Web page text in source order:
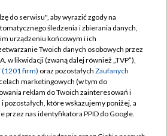
TVP
Cyfrowa
Regulamin TVP
prywatności
Moje zgody
Pomoc
do serwisu", aby wyrazić zgody na
śledzenia i zbierania danych,
urządzeniu końcowym i ich
Twoich danych osobowych przez
w likwidacji (zwaną dalej również „TVP”),
(1201 firm) oraz pozostałych Zaufanych
marketingowych (w tym do
reklam do Twoich zainteresowań i
pozostałych, które wskazujemy poniżej, a
przez nas identyfikatora PPID do Google.